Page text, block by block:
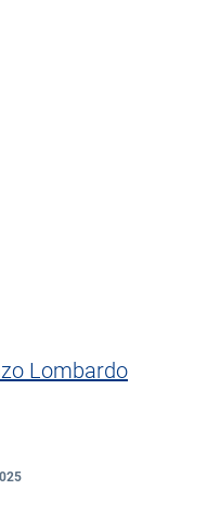
Lombardo